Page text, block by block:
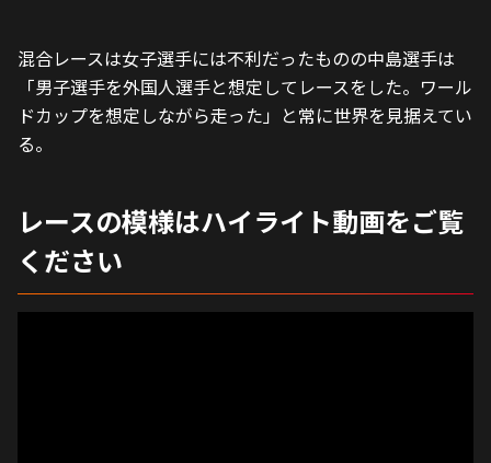
混合レースは女子選手には不利だったものの中島選手は
「男子選手を外国人選手と想定してレースをした。ワール
ドカップを想定しながら走った」と常に世界を見据えてい
る。
レースの模様はハイライト動画をご覧
ください